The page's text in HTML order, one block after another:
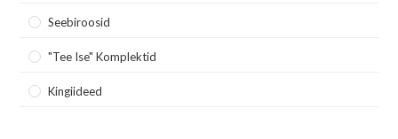
Seebiroosid
"Tee Ise" Komplektid
Kingiideed